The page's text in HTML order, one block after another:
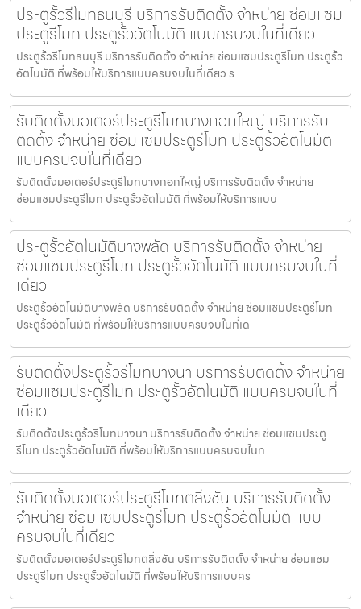
ประตูรั้วรีโมทธนบุรี บริการรับติดตั้ง จำหน่าย ซ่อมแซม
ประตูรีโมท ประตูรั้วอัตโนมัติ แบบครบจบในที่เดียว
ประตูรั้วรีโมทธนบุรี บริการรับติดตั้ง จำหน่าย ซ่อมแซมประตูรีโมท ประตูรั้ว
อัตโนมัติ ที่พร้อมให้บริการแบบครบจบในที่เดียว ร
รับติดตั้งมอเตอร์ประตูรีโมทบางกอกใหญ่ บริการรับ
ติดตั้ง จำหน่าย ซ่อมแซมประตูรีโมท ประตูรั้วอัตโนมัติ
แบบครบจบในที่เดียว
รับติดตั้งมอเตอร์ประตูรีโมทบางกอกใหญ่ บริการรับติดตั้ง จำหน่าย
ซ่อมแซมประตูรีโมท ประตูรั้วอัตโนมัติ ที่พร้อมให้บริการแบบ
ประตูรั้วอัตโนมัติบางพลัด บริการรับติดตั้ง จำหน่าย
ซ่อมแซมประตูรีโมท ประตูรั้วอัตโนมัติ แบบครบจบในที่
เดียว
ประตูรั้วอัตโนมัติบางพลัด บริการรับติดตั้ง จำหน่าย ซ่อมแซมประตูรีโมท
ประตูรั้วอัตโนมัติ ที่พร้อมให้บริการแบบครบจบในที่เด
รับติดตั้งประตูรั้วรีโมทบางนา บริการรับติดตั้ง จำหน่าย
ซ่อมแซมประตูรีโมท ประตูรั้วอัตโนมัติ แบบครบจบในที่
เดียว
รับติดตั้งประตูรั้วรีโมทบางนา บริการรับติดตั้ง จำหน่าย ซ่อมแซมประตู
รีโมท ประตูรั้วอัตโนมัติ ที่พร้อมให้บริการแบบครบจบในท
รับติดตั้งมอเตอร์ประตูรีโมทตลิ่งชัน บริการรับติดตั้ง
จำหน่าย ซ่อมแซมประตูรีโมท ประตูรั้วอัตโนมัติ แบบ
ครบจบในที่เดียว
รับติดตั้งมอเตอร์ประตูรีโมทตลิ่งชัน บริการรับติดตั้ง จำหน่าย ซ่อมแซม
ประตูรีโมท ประตูรั้วอัตโนมัติ ที่พร้อมให้บริการแบบคร